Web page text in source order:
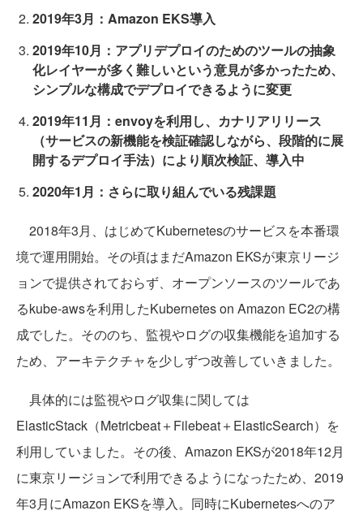
2019年3月：Amazon EKS導入
2019年10月：アプリデプロイのためのツールの抽象
化レイヤーが多く難しいという意見が多かったため、
シンプルな構成でデプロイできるように変更
2019年11月：envoyを利用し、カナリアリリース
（サービスの新機能を検証確認しながら、段階的に展
開するデプロイ手法）により順次検証、導入中
2020年1月：さらに取り組んでいる残課題
2018年3月、はじめてKubernetesのサービスを本番環
境で運用開始。その頃はまだAmazon EKSが東京リージ
ョンで提供されておらず、オープンソースのツールであ
るkube-awsを利用したKubernetes on Amazon EC2の構
成でした。そののち、監視やログの収集機能を追加する
ため、アーキテクチャを少しずつ改善していきました。
具体的には監視やログ収集に関しては
ElasticStack（Metricbeat＋Filebeat＋ElasticSearch）を
利用していました。その後、Amazon EKSが2018年12月
に東京リージョンで利用できるようになったため、2019
年3月にAmazon EKSを導入。同時にKubernetesへのア